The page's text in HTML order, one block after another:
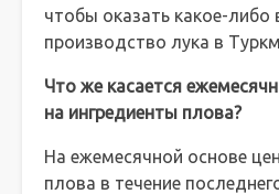
чтобы оказать какое-либо
производство лука в
Что же касается
на ингредиенты плова?
На ежемесячной основе
плова в течение